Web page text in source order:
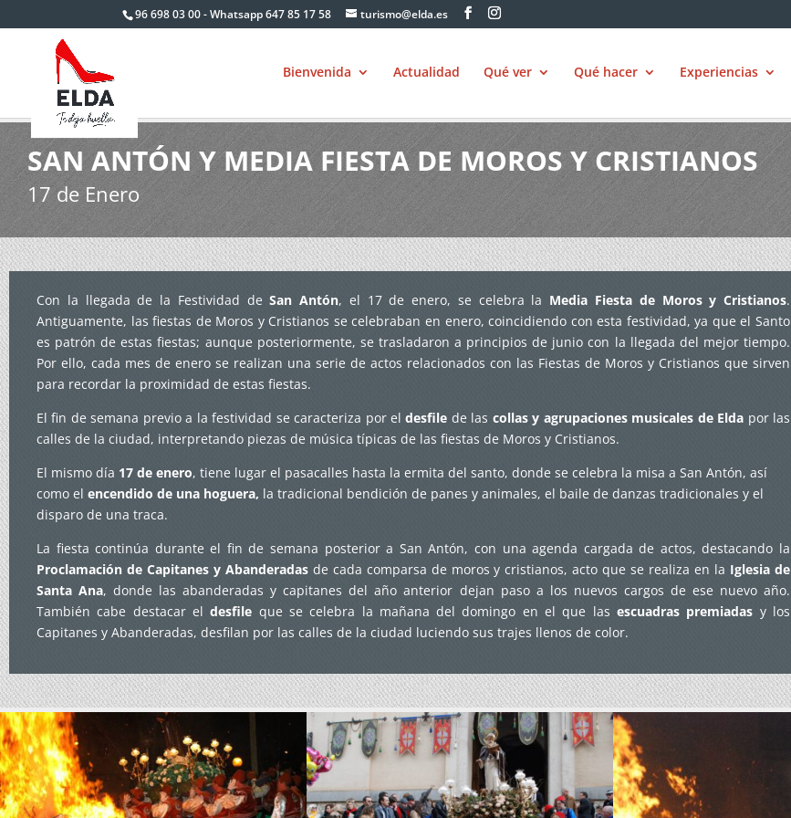
96 698 03 00 - Whatsapp 647 85 17 58 turismo@elda.es
Bienvenida Actualidad Qué ver Qué hacer Experiencias
SAN ANTÓN Y MEDIA FIESTA DE MOROS Y CRISTIANOS
17 de Enero
Con la llegada de la Festividad deSan Antón, el 17 de enero, se celebra la Media Fiesta de Moros y Cristianos.
Antiguamente, las fiestas de Moros y Cristianos se celebraban en enero, coincidiendo con esta festividad, ya que el Santo
es patrón de estas fiestas; aunque posteriormente, se trasladaron a principios de junio con la llegada del mejor tiempo.
Por ello, cada mes de enero se realizan una serie de actos relacionados con las Fiestas de Moros y Cristianos que sirven
para recordar la proximidad de estas fiestas.
El fin de semana previo a la festividad se caracteriza por eldesfile de las collas y agrupaciones musicales de Elda por las
calles de la ciudad, interpretando piezas de música típicas de las fiestas de Moros y Cristianos.
El mismo día 17 de enero, tiene lugar el pasacalles hasta la ermita del santo, donde se celebra la misa a San Antón, así
como el encendido de una hoguera, la tradicional bendición de panes y animales, el baile de danzas tradicionales y el
disparo de una traca.
La fiesta continúa durante el fin de semana posterior a San Antón, con una agenda cargada de actos, destacando la
Proclamación de Capitanes y Abanderadasde cada comparsa de moros y cristianos, acto que se realiza en la Iglesia de
Santa Ana, donde las abanderadas y capitanes del año anterior dejan paso a los nuevos cargos de ese nuevo año.
También cabe destacar eldesfile que se celebra la mañana del domingo en el que las escuadras premiadas y los
Capitanes y Abanderadas, desfilan por las calles de la ciudad luciendo sus trajes llenos de color.